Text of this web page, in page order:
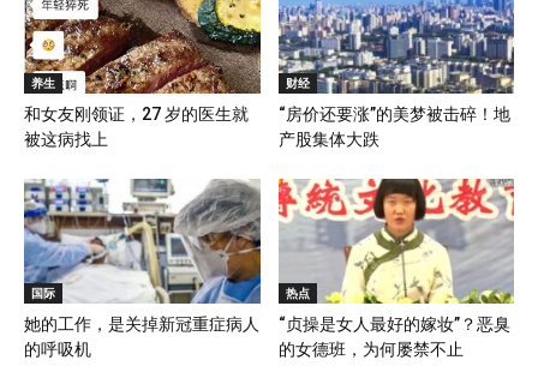
养生
和女友刚领证，27 岁的医生就
被这病找上
财经
“房价还要涨”的美梦被击碎！地
产股集体大跌
国际
她的工作，是关掉新冠重症病人
的呼吸机
热点
“贞操是女人最好的嫁妆”？恶臭
的女德班，为何屡禁不止